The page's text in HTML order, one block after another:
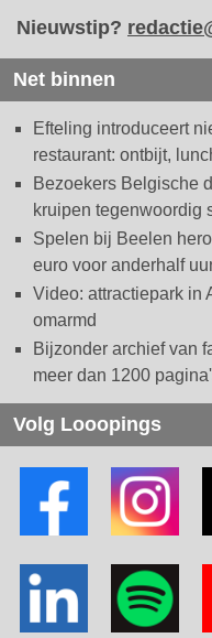
Nieuwstip?
Net binnen
Efteling introduceert
restaurant: ontbijt,
Bezoekers Belgische
kruipen tegenwoordig
Spelen bij Beelen
euro voor anderhalf
Video: attractiepark in
omarmd
Bijzonder archief van
meer dan 1200
Volg Looopings